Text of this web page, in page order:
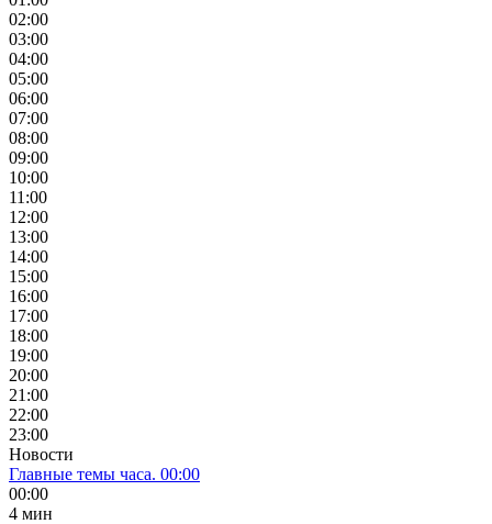
02:00
03:00
04:00
05:00
06:00
07:00
08:00
09:00
10:00
11:00
12:00
13:00
14:00
15:00
16:00
17:00
18:00
19:00
20:00
21:00
22:00
23:00
Новости
Главные темы часа. 00:00
00:00
4 мин